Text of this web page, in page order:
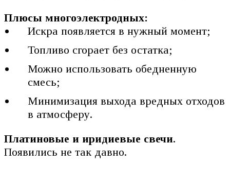
Плюсы многоэлектродных:
Искра появляется в нужный момент;
Топливо сгорает без остатка;
Можно использовать обедненную
смесь;
Минимизация выхода вредных отходов
в атмосферу.
Платиновые и иридиевые свечи.
Появились не так давно.